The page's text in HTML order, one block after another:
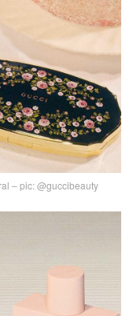
– pic: @guccibeauty